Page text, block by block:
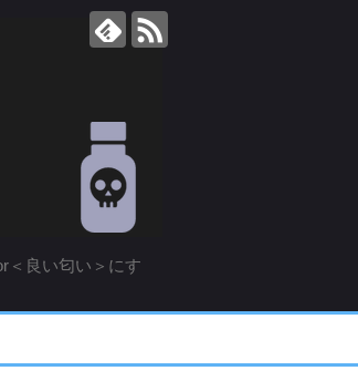
＜良い匂い＞にす